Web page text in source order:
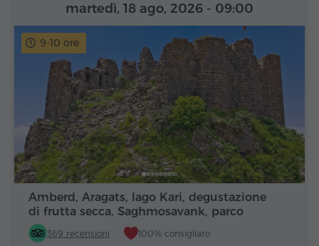
9-10 ore
Amberd, Aragats, lago Kari, degustazione
di frutta secca, Saghmosavank, parco
Alfabeto
369 recensioni 100% consigliato
martedì, 18 ago, 2026 - 09:00